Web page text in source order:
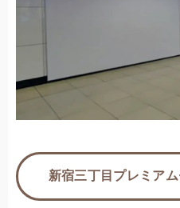
新宿三丁目プレミア